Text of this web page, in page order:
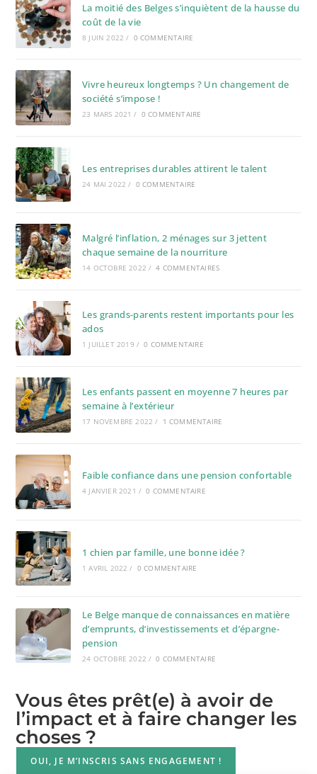
La moitié des Belges s’inquiètent de la hausse du
coût de la vie
8 JUIN 2022 / 0 COMMENTAIRE
Vivre heureux longtemps ? Un changement de
société s’impose !
23 MARS 2021 / 0 COMMENTAIRE
Les entreprises durables attirent le talent
24 MAI 2022 / 0 COMMENTAIRE
Malgré l’inflation, 2 ménages sur 3 jettent
chaque semaine de la nourriture
14 OCTOBRE 2022 / 4 COMMENTAIRES
Les grands-parents restent importants pour les
ados
1 JUILLET 2019 / 0 COMMENTAIRE
Les enfants passent en moyenne 7 heures par
semaine à l’extérieur
17 NOVEMBRE 2022 / 1 COMMENTAIRE
Faible confiance dans une pension confortable
4 JANVIER 2021 / 0 COMMENTAIRE
1 chien par famille, une bonne idée ?
1 AVRIL 2022 / 0 COMMENTAIRE
Le Belge manque de connaissances en matière
d’emprunts, d’investissements et d’épargne-
pension
24 OCTOBRE 2022 / 0 COMMENTAIRE
Vous êtes prêt(e) à avoir de
l’impact et à faire changer les
choses ?
OUI, JE M’INSCRIS SANS ENGAGEMENT !